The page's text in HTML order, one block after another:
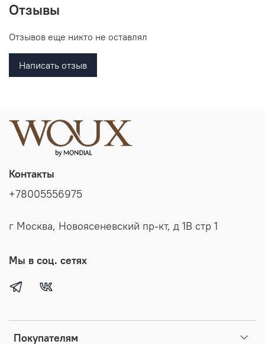
Отзывы
Отзывов еще никто не оставлял
Написать отзыв
Покупателям
Контакты
+78005556975
г Москва, Новоясеневский пр-кт, д 1В стр 1
Мы в соц. сетях